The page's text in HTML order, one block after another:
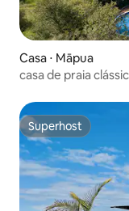
Casa ⋅ Māpua
casa de praia
Superhost
Superhost